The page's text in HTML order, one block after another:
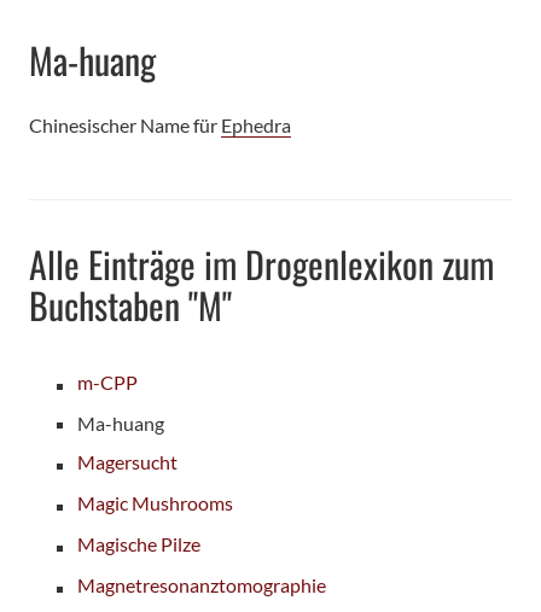
Ma-huang
Chinesischer Name für Ephedra
Alle Einträge im Drogenlexikon zum
Buchstaben "M"
m-CPP
Ma-huang
Magersucht
Magic Mushrooms
Magische Pilze
Magnetresonanztomographie